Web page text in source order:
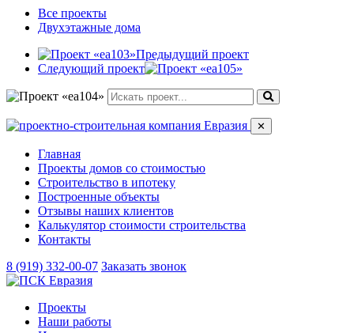
Все проекты
Двухэтажные дома
Предыдущий проект
Следующий проект
✕
Главная
Проекты домов со стоимостью
Строительство в ипотеку
Построенные объекты
Отзывы наших клиентов
Калькулятор стоимости строительства
Контакты
8 (919) 332-00-07 Заказать звонок
Проекты
Наши работы